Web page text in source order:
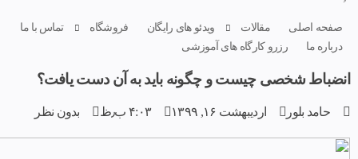
صفحه اصلی مقالات ویدئو های رایگان فروشگاه
تماس با ما
درباره ما
رزرو کارگاه های آموزشی
انضباط شخصی چیست و چگونه باید به آن دست یافت؟
حامد بلور اردیبهشت ۱۶, ۱۳۹۹ ۴:۰۳ ب٫ظ بدون نظر